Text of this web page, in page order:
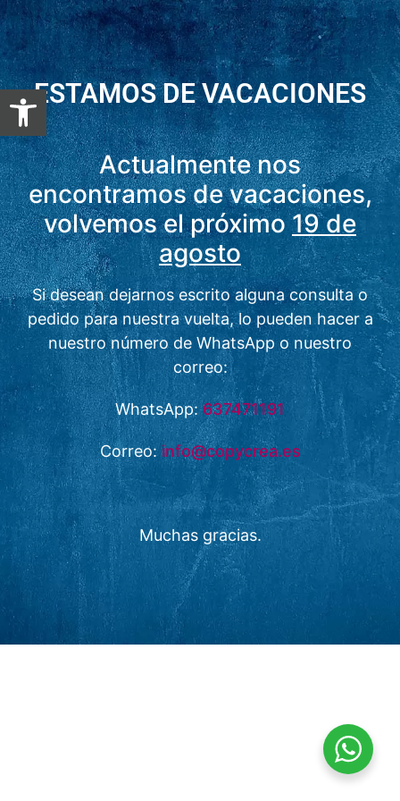
ESTAMOS DE VACACIONES
Actualmente nos
encontramos de vacaciones,
volvemos el próximo19 de
agosto
Si desean dejarnos escrito alguna consulta o
pedido para nuestra vuelta, lo pueden hacer a
nuestro número de WhatsApp o nuestro
correo:
WhatsApp:637471191
Correo:info@copycrea.es
Muchas gracias.
Abrir barra de herramientas